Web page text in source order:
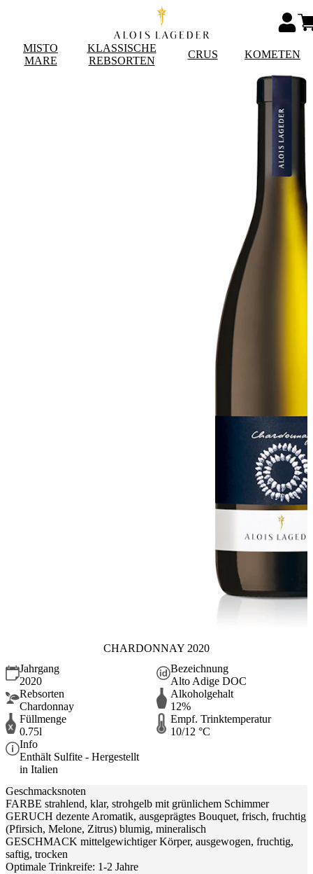
MISTO
MARE
KLASSISCHE
REBSORTEN
CRUS KOMETEN
CHARDONNAY 2020
Jahrgang
2020
Bezeichnung
Alto Adige DOC
Rebsorten
Chardonnay
Alkoholgehalt
12%
Füllmenge
0.75l
Empf. Trinktemperatur
10/12 °C
Info
Enthält Sulfite - Hergestellt
in Italien
Geschmacksnoten
FARBE strahlend, klar, strohgelb mit grünlichem Schimmer
GERUCH dezente Aromatik, ausgeprägtes Bouquet, frisch, fruchtig
(Pfirsich, Melone, Zitrus) blumig, mineralisch
GESCHMACK mittelgewichtiger Körper, ausgewogen, fruchtig,
saftig, trocken
Optimale Trinkreife: 1-2 Jahre